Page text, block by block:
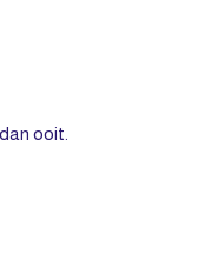
ooit.